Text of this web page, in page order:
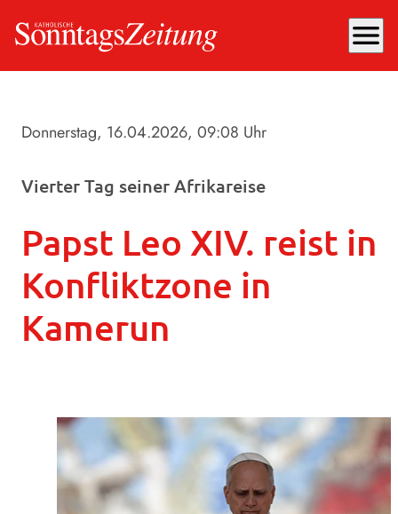
menu
Donnerstag, 16.04.2026, 09:08 Uhr
Vierter Tag seiner Afrikareise
Papst Leo XIV. reist in
Konfliktzone in
Kamerun